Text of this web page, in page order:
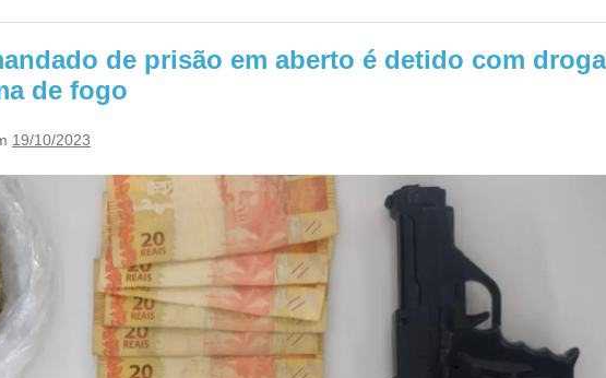
de prisão em aberto é detido com
de fogo
19/10/2023